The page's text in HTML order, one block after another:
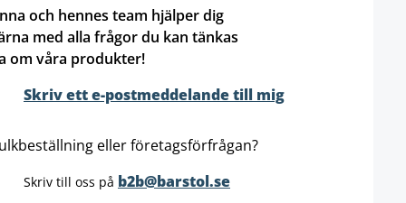
och hennes team hjälper dig
med alla frågor du kan tänkas
om våra produkter!
Skriv ett e-postmeddelande till mig
eller företagsförfrågan?
Skriv till oss på b2b@barstol.se